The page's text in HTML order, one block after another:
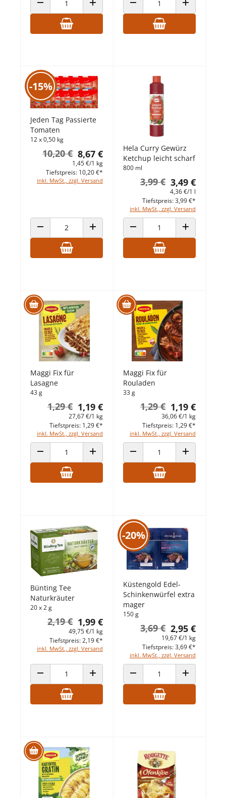
ANZAHL VERRINGERNANZAHL ERHÖHENANZAHL VERRINGERNANZAHL
-15%
Jeden Tag Passierte
Tomaten
12 x 0,50 kg
8,67 €
10,20 €
1,45 €/1 kg
inkl. MwSt., zzgl. Versand
Tiefstpreis: 10,20 €*
ANZAHL VERRINGERNANZAHL ERHÖHEN
Hela Curry Gewürz
Ketchup leicht scharf
800 ml
3,49 €
3,99 €
4,36 €/1 l
inkl. MwSt., zzgl. Versand
Tiefstpreis: 3,99 €*
ANZAHL VERRINGERNANZAHL
Maggi Fix für
Lasagne
43 g
1,19 €
1,29 €
27,67 €/1 kg
inkl. MwSt., zzgl. Versand
Tiefstpreis: 1,29 €*
ANZAHL VERRINGERNANZAHL ERHÖHEN
Maggi Fix für
Rouladen
33 g
1,19 €
1,29 €
36,06 €/1 kg
inkl. MwSt., zzgl. Versand
Tiefstpreis: 1,29 €*
ANZAHL VERRINGERNANZAHL
Bünting Tee
Naturkräuter
20 x 2 g
1,99 €
2,19 €
49,75 €/1 kg
inkl. MwSt., zzgl. Versand
Tiefstpreis: 2,19 €*
ANZAHL VERRINGERNANZAHL ERHÖHEN
-20%
Küstengold Edel-
Schinkenwürfel extra
mager
150 g
2,95 €
3,69 €
19,67 €/1 kg
inkl. MwSt., zzgl. Versand
Tiefstpreis: 3,69 €*
ANZAHL VERRINGERNANZAHL